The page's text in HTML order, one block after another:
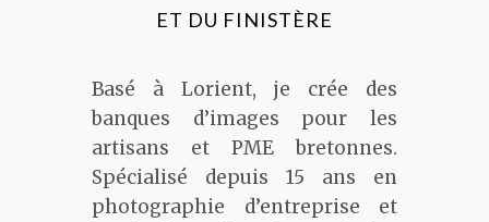
ET DU FINISTÈRE
Basé à Lorient, je crée des
banques d’images pour les
artisans et PME bretonnes.
Spécialisé depuis 15 ans en
photographie d’entreprise et